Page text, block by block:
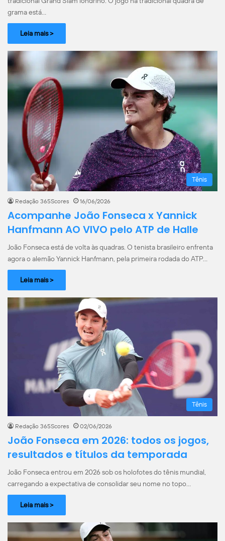
grama está…
Leia mais >
Tênis
Redação 365Scores 16/06/2026
Acompanhe João Fonseca x Yannick
Hanfmann AO VIVO pelo ATP de Halle
João Fonseca está de volta às quadras. O tenista brasileiro enfrenta
agora o alemão Yannick Hanfmann, pela primeira rodada do ATP…
Leia mais >
Tênis
Redação 365Scores 02/06/2026
João Fonseca em 2026: todos os jogos,
resultados e títulos da temporada
João Fonseca entrou em 2026 sob os holofotes do tênis mundial,
carregando a expectativa de consolidar seu nome no topo…
Leia mais >